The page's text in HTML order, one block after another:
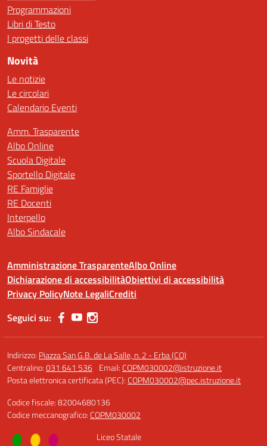
Programmazioni
Libri di Testo
I progetti delle classi
Novità
Le notizie
Le circolari
Calendario Eventi
Amm. Trasparente
Albo Online
Scuola Digitale
Sportello Digitale
RE Famiglie
RE Docenti
Interpello
Albo Sindacale
Amministrazione TrasparenteAlbo Online
Dichiarazione di accessibilitàObiettivi di accessibilità
Privacy PolicyNote LegaliCrediti
Seguici su:
Indirizzo: Piazza San G.B. de La Salle, n. 2 - Erba (CO)
Centralino:031 641 536 Email: COPM030002@istruzione.it
Posta elettronica certificata (PEC): COPM030002@pec.istruzione.it
Codice fiscale: 82004680136
Codice meccanografico: COPM030002
Liceo Statale